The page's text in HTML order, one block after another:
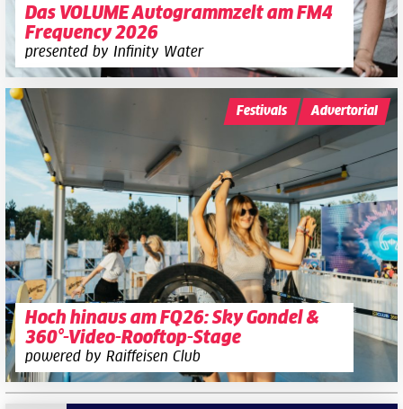
Das VOLUME Autogrammzelt am FM4
Frequency 2026
presented by Infinity Water
Hoch hinaus am FQ26: Sky Gondel &
360°-Video-Rooftop-Stage
powered by Raiffeisen Club
Festivals Advertorial